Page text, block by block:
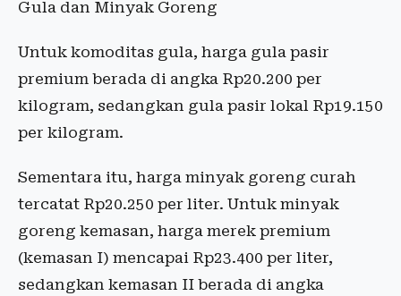
Gula dan Minyak Goreng
Untuk komoditas gula, harga gula pasir
premium berada di angka Rp20.200 per
kilogram, sedangkan gula pasir lokal Rp19.150
per kilogram.
Sementara itu, harga minyak goreng curah
tercatat Rp20.250 per liter. Untuk minyak
goreng kemasan, harga merek premium
(kemasan I) mencapai Rp23.400 per liter,
sedangkan kemasan II berada di angka